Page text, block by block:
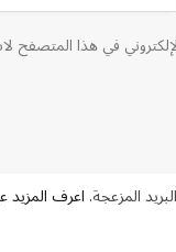
في هذا المتصفح
المزعجة.اعرف المزيد